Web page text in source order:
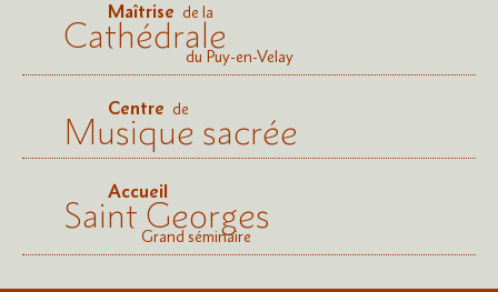
Maîtrise de la
Cathédraledu Puy-en-Velay
Centre de
Musique sacrée
Accueil
Saint Georges
Grand séminaire